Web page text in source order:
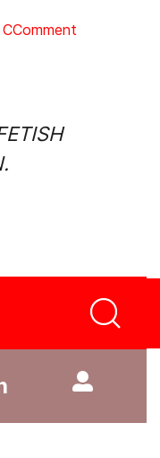
CComment